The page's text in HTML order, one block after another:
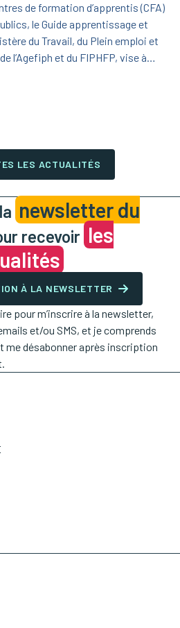
de formation d’apprentis (CFA)
le Guide apprentissage et
du Travail, du Plein emploi et
l’Agefiph et du FIPHFP, vise à
que représente
LES ACTUALITÉS
newsletter du
recevoir les
À LA NEWSLETTER
pour m’inscrire à la newsletter,
et/ou SMS, et je comprends
me désabonner après inscription